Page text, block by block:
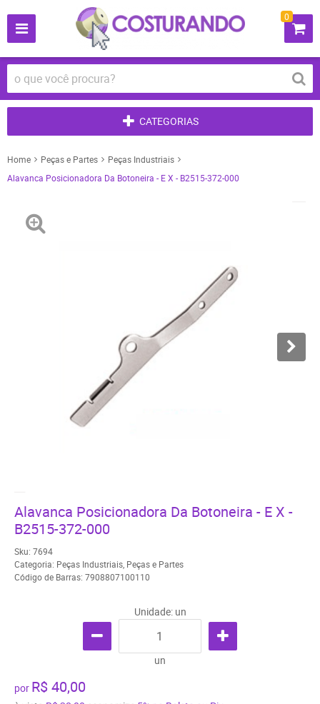
0
CATEGORIAS
Home Peças e Partes
Peças Industriais
Alavanca Posicionadora Da Botoneira - E X - B2515-372-000
Alavanca Posicionadora Da Botoneira - E X -
B2515-372-000
Sku: 7694
Categoria: Peças Industriais Peças e Partes
Código de Barras: 7908807100110
Unidade: un
un
por R$ 40,00